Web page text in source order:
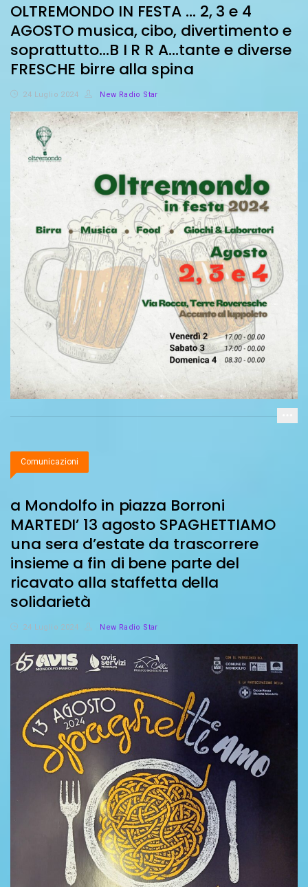
OLTREMONDO IN FESTA … 2, 3 e 4
AGOSTO musica, cibo, divertimento e
soprattutto…B I R R A…tante e diverse
FRESCHE birre alla spina
24 Luglio 2024 New Radio Star
Comunicazioni
a Mondolfo in piazza Borroni
MARTEDI’ 13 agosto SPAGHETTIAMO
una sera d’estate da trascorrere
insieme a fin di bene parte del
ricavato alla staffetta della
solidarietà
24 Luglio 2024 New Radio Star